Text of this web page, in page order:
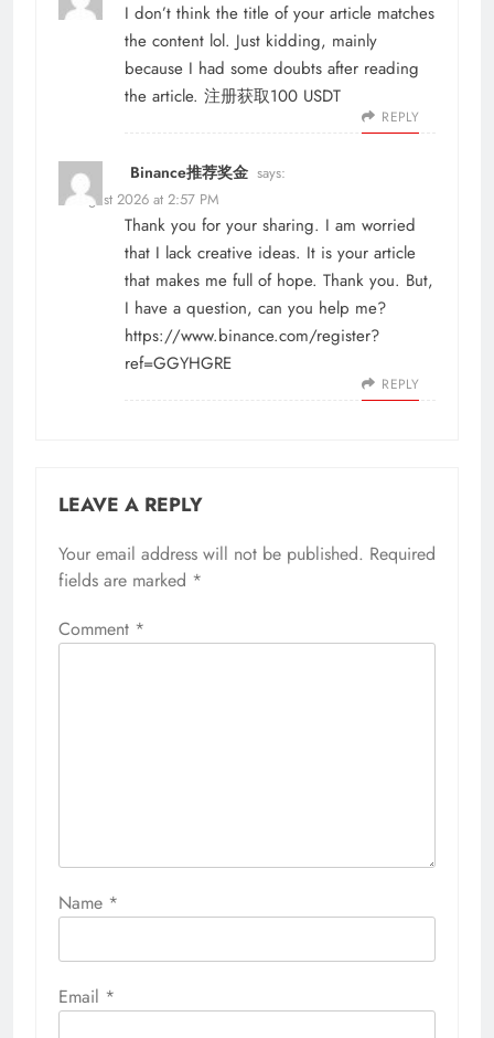
I don’t think the title of your article matches
the content lol. Just kidding, mainly
because I had some doubts after reading
the article. 注册获取100 USDT
REPLY
Binance推荐奖金 says:
3 August 2026 at 2:57 PM
Thank you for your sharing. I am worried
that I lack creative ideas. It is your article
that makes me full of hope. Thank you. But,
I have a question, can you help me?
https://www.binance.com/register?
ref=GGYHGRE
REPLY
LEAVE A REPLY
Your email address will not be published. Required
fields are marked *
Comment *
Name *
Email *